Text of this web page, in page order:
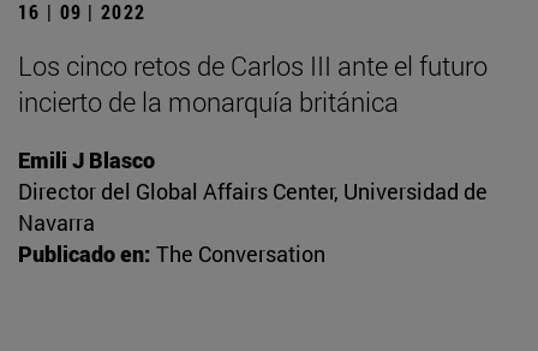
16 | 09 | 2022
Los cinco retos de Carlos III ante el futuro
incierto de la monarquía británica
Emili J Blasco
Director del Global Affairs Center, Universidad de
Navarra
Publicado en: The Conversation